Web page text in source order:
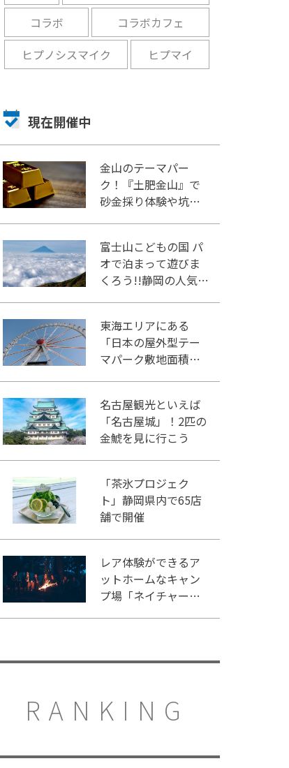
コラボ
コラボカフェ
ヒプノシスマイク
ヒプマイ
現在開催中
金山のテーマパー
ク！『土肥金山』で
砂金採り体験や坑道
富士山こどもの国 パ
オで泊まって遊びま
くろう!!静岡の人気冒
東海エリアにある
「日本の屋外型テー
マパーク敷地面積ラ
名古屋観光といえば
「名古屋城」！2匹の
金鯱を見に行こう
「茶氷プロジェク
ト」静岡県内で65店
舗で開催
レア体験ができるア
ットホームなキャン
プ場「ネイチャーラ
RANKING